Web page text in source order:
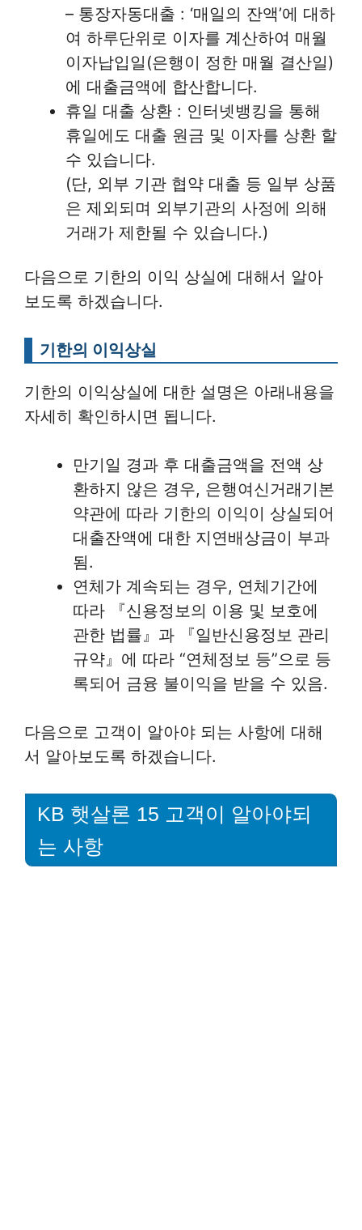
– 통장자동대출 : ‘매일의 잔액’에 대하
여 하루단위로 이자를 계산하여 매월
이자납입일(은행이 정한 매월 결산일)
에 대출금액에 합산합니다.
휴일 대출 상환 : 인터넷뱅킹을 통해
휴일에도 대출 원금 및 이자를 상환 할
수 있습니다.
(단, 외부 기관 협약 대출 등 일부 상품
은 제외되며 외부기관의 사정에 의해
거래가 제한될 수 있습니다.)
다음으로 기한의 이익 상실에 대해서 알아
보도록 하겠습니다.
기한의 이익상실
기한의 이익상실에 대한 설명은 아래내용을
자세히 확인하시면 됩니다.
만기일 경과 후 대출금액을 전액 상
환하지 않은 경우, 은행여신거래기본
약관에 따라 기한의 이익이 상실되어
대출잔액에 대한 지연배상금이 부과
됨.
연체가 계속되는 경우, 연체기간에
따라 『신용정보의 이용 및 보호에
관한 법률』과 『일반신용정보 관리
규약』에 따라 “연체정보 등”으로 등
록되어 금융 불이익을 받을 수 있음.
다음으로 고객이 알아야 되는 사항에 대해
서 알아보도록 하겠습니다.
KB 햇살론 15 고객이 알아야되
는 사항